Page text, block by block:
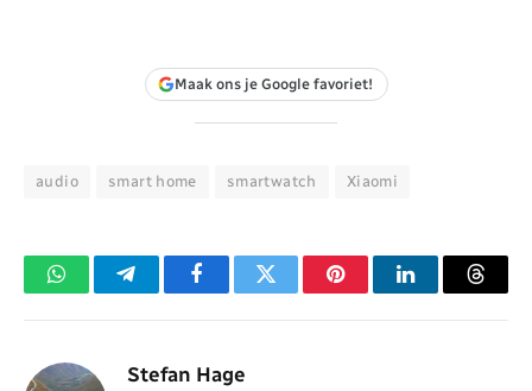
Maak ons je Google favoriet!
audio smart home smartwatch Xiaomi
WhatsAppTelegramFacebookTwitter PinterestLinkedIn
Stefan Hage